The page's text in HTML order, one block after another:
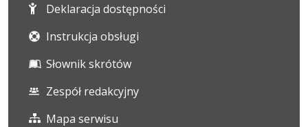
Deklaracja dostępności
Instrukcja obsługi
Słownik skrótów
Zespół redakcyjny
Mapa serwisu